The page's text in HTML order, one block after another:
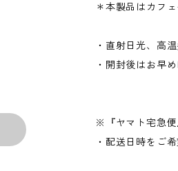
＊本製品はカフ
・直射日光、高
・開封後はお早
※『ヤマト宅急便
・配送日時をご